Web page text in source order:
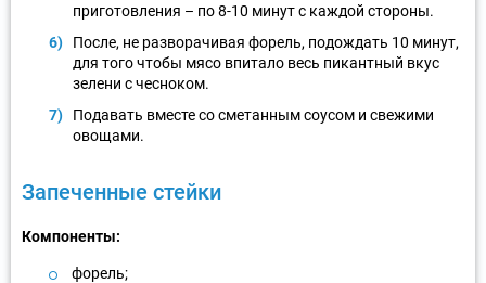
приготовления – по 8-10 минут с каждой стороны.
После, не разворачивая форель, подождать 10 минут,
для того чтобы мясо впитало весь пикантный вкус
зелени с чесноком.
Подавать вместе со сметанным соусом и свежими
овощами.
Запеченные стейки
Компоненты:
форель;